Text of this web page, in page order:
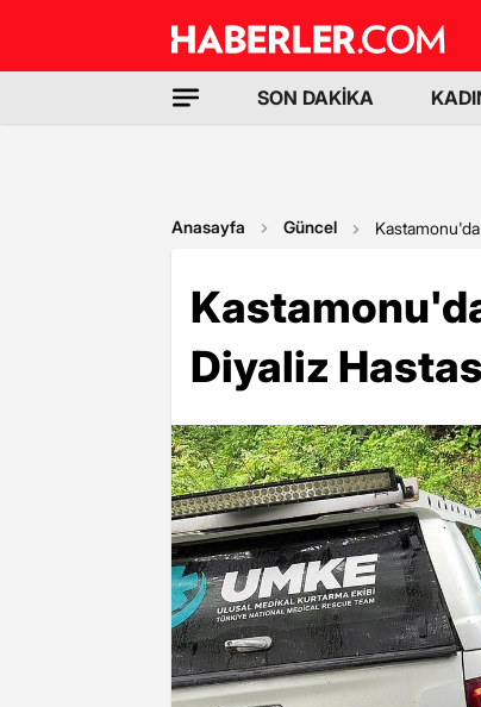
SON DAKİKA
Anasayfa Güncel
Diyaliz